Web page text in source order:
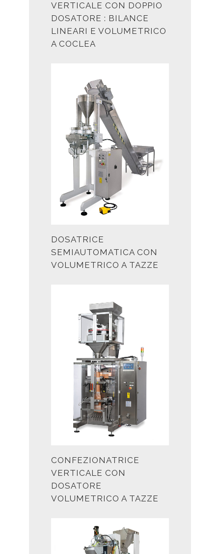
VERTICALE CON DOPPIO
DOSATORE : BILANCE
LINEARI E VOLUMETRICO
A COCLEA
DOSATRICE
SEMIAUTOMATICA CON
VOLUMETRICO A TAZZE
CONFEZIONATRICE
VERTICALE CON
DOSATORE
VOLUMETRICO A TAZZE